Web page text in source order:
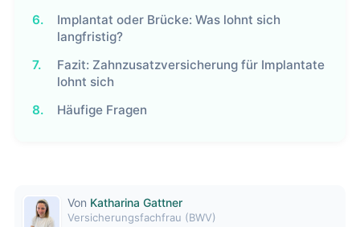
6.
Implantat oder Brücke: Was lohnt sich
langfristig?
7.
Fazit: Zahnzusatzversicherung für Implantate
lohnt sich
8.
Häufige Fragen
Von Katharina Gattner
Versicherungsfachfrau (BWV)